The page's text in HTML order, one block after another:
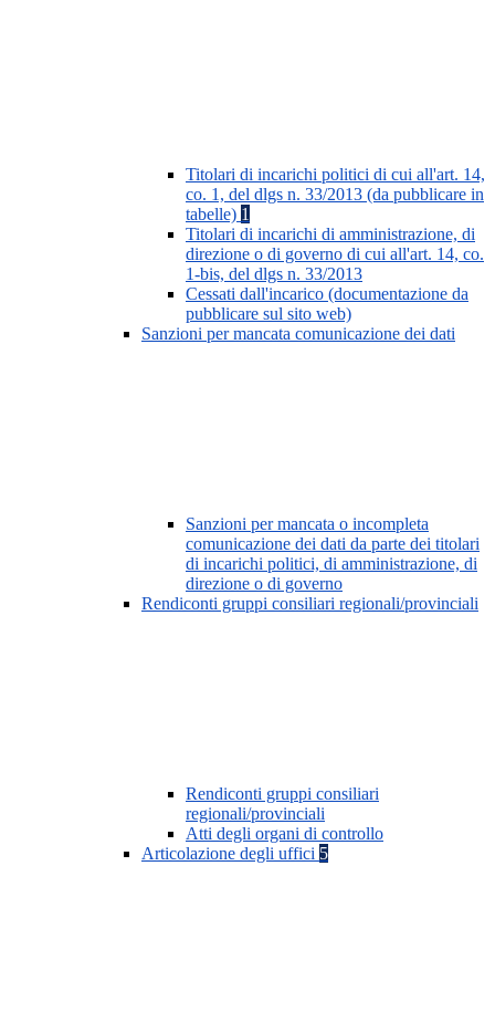
Titolari di incarichi politici di cui all'art. 14,
co. 1, del dlgs n. 33/2013 (da pubblicare in
tabelle) 1
Titolari di incarichi di amministrazione, di
direzione o di governo di cui all'art. 14, co.
1-bis, del dlgs n. 33/2013
Cessati dall'incarico (documentazione da
pubblicare sul sito web)
Sanzioni per mancata comunicazione dei dati
Sanzioni per mancata o incompleta
comunicazione dei dati da parte dei titolari
di incarichi politici, di amministrazione, di
direzione o di governo
Rendiconti gruppi consiliari regionali/provinciali
Rendiconti gruppi consiliari
regionali/provinciali
Atti degli organi di controllo
Articolazione degli uffici 5